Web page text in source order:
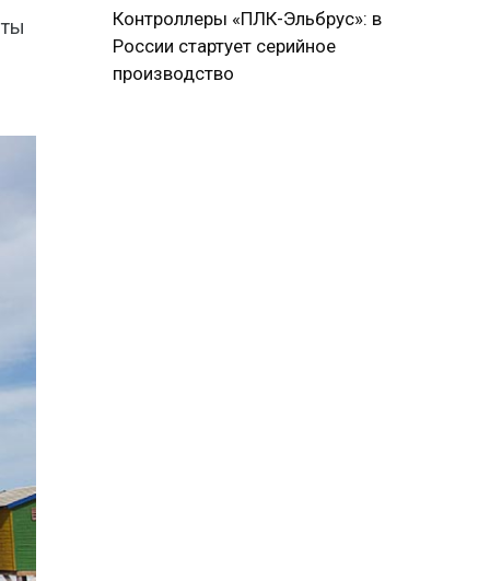
Контроллеры «ПЛК-Эльбрус»: в
России стартует серийное
производство